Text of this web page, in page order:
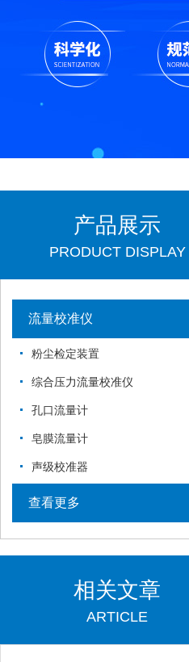
产品展示
PRODUCT DISPLAY
流量校准仪
粉尘检定装置
综合压力流量校准仪
孔口流量计
皂膜流量计
声级校准器
查看更多
相关文章
ARTICLE